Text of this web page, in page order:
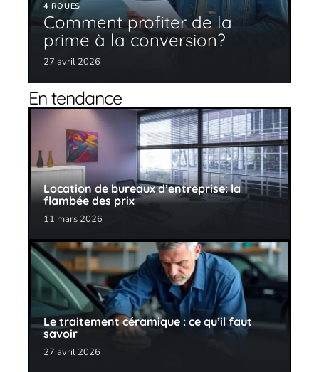
4 ROUES
Comment profiter de la
prime à la conversion?
27 avril 2026
En tendance
Location de bureaux d’entreprise: la
flambée des prix
11 mars 2026
Le traitement céramique : ce qu’il faut
savoir
27 avril 2026